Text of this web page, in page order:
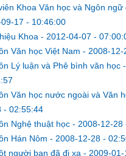
Khoa Văn học và Ngôn ngữ
17 - 10:46:00
Khoa - 2012-04-07 -
Văn học Việt Nam - 2008-
Lý luận và Phê bình văn học -
Văn học nước ngoài và Văn
- 02:55:44
Nghệ thuật học - 2008-12-28
Hán Nôm - 2008-12-28 -
người bạn đã đi xa - 2009-